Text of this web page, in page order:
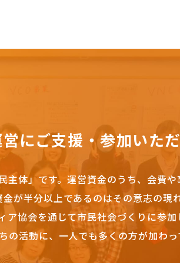
営にご支援・参加いた
主体」です。 運営資金のうち、会費や
が半分以上であるのはその意志の現れ
ア協会を通じて市民社会づくりに参加
活動に、一人でも多くの方が加わっ